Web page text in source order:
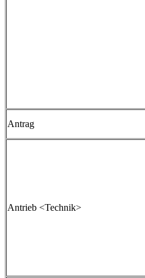
Antrag
Antrieb <Technik>